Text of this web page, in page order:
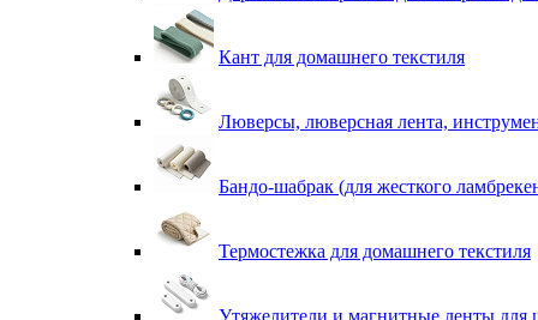
Кант для домашнего текстиля
Люверсы, люверсная лента,
Бандо-шабрак (для жесткого
Термостежка для домашнего текстиля
Утяжелители и магнитные ленты для